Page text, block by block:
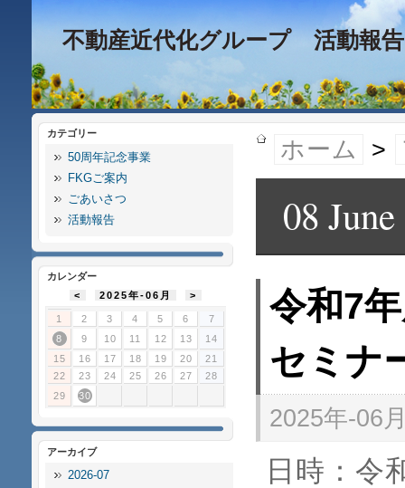
不動産近代化グループ 活動報告
ホーム >
08
令和7
セミナ
2025年-06
日時：令
カテゴリー
50周年記念事業
FKGご案内
ごあいさつ
活動報告
カレンダー
<
2025年-06月 >
1 2 3 4 5 6
7
8
9 10 11 12 13
14
15
16 17 18 19 20
21
22
23 24 25 26 27
28
29
30
アーカイブ
2026-07